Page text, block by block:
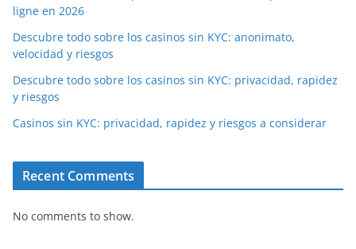
ligne en 2026
Descubre todo sobre los casinos sin KYC: anonimato,
velocidad y riesgos
Descubre todo sobre los casinos sin KYC: privacidad, rapidez
y riesgos
Casinos sin KYC: privacidad, rapidez y riesgos a considerar
Recent Comments
No comments to show.